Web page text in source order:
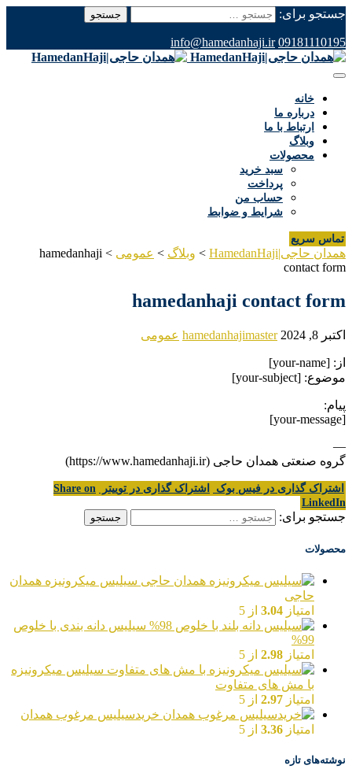
جستجو برای:
09181110195
info@hamedanhaji.ir
خانه
درباره ما
ارتباط با ما
وبلاگ
محصولات
سبد خرید
پرداخت
حساب من
شرایط و ضوابط
تماس سریع
همدان حاجی|HamedanHaji > وبلاگ > عمومی >
hamedanhaji
contact form
hamedanhaji contact form
اکتبر 8, 2024 hamedanhajimaster عمومی
از: [your-name]
موضوع: [your-subject]
پیام:
[your-message]
—
گروه صنعتی همدان حاجی (https://www.hamedanhaji.ir)
اشتراک گذاری در فیس بوک اشتراک گذاری در توییتر
Share on
LinkedIn
جستجو برای:
محصولات
سیلیس میکرونیزه همدان
حاجی
امتیاز 3.04 از 5
سیلیس دانه بندی با خلوص
99%
امتیاز 2.98 از 5
سیلیس میکرونیزه
با مش های متفاوت
امتیاز 2.97 از 5
خریدسیلیس مرغوب همدان
امتیاز 3.36 از 5
نوشته‌های تازه